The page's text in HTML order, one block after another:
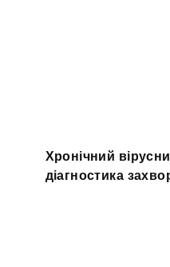
Хронічний
діагностика